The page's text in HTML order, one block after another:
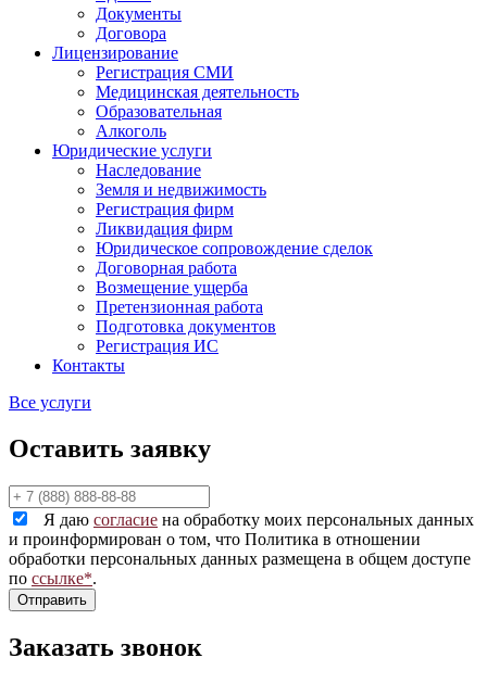
Документы
Договора
Лицензирование
Регистрация СМИ
Медицинская деятельность
Образовательная
Алкоголь
Юридические услуги
Наследование
Земля и недвижимость
Регистрация фирм
Ликвидация фирм
Юридическое сопровождение сделок
Договорная работа
Возмещение ущерба
Претензионная работа
Подготовка документов
Регистрация ИС
Контакты
Все услуги
Оставить заявку
Я даю согласие на обработку моих персональных данных
и проинформирован о том, что Политика в отношении
обработки персональных данных размещена в общем доступе
по ссылке*.
Заказать звонок